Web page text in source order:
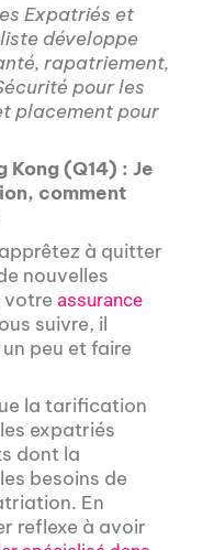
Expatriés et
développe
rapatriement,
pour les
placement pour
Kong (Q14) : Je
comment
à quitter
nouvelles
votre assurance
suivre, il
peu et faire
la tarification
expatriés
dont la
besoins de
En
reflexe à avoir